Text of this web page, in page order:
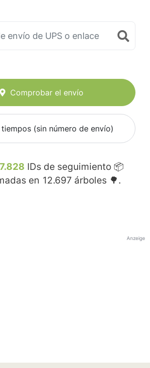
Comprobar el envío
(sin número de envío)
IDs de seguimiento 📦
en 12.697 árboles 🌳.
Anzeige